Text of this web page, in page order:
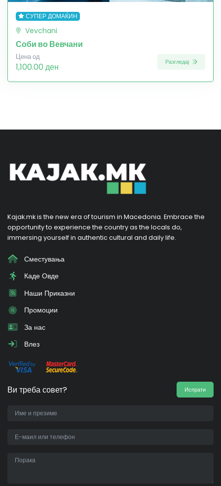
СУПЕР ДОМАЌИН
Vevchani
Соби во Вевчани
Цена од
1,100.00 ден Разгледај
Kajak.mk is the new era of tourism in Macedonia. Embrace the
opportunity to experience the country as the locals do,
immersing yourself in authentic cultural and daily life.
Сместувања
Каде Овде
Наши Приказни
Промоции
За нас
Влез
Ви треба совет? Испрати